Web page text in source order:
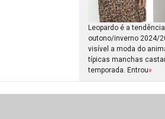
Leopardo é a
outono/inverno 2024/
visível a moda do
típicas manchas
temporada. Entrou»